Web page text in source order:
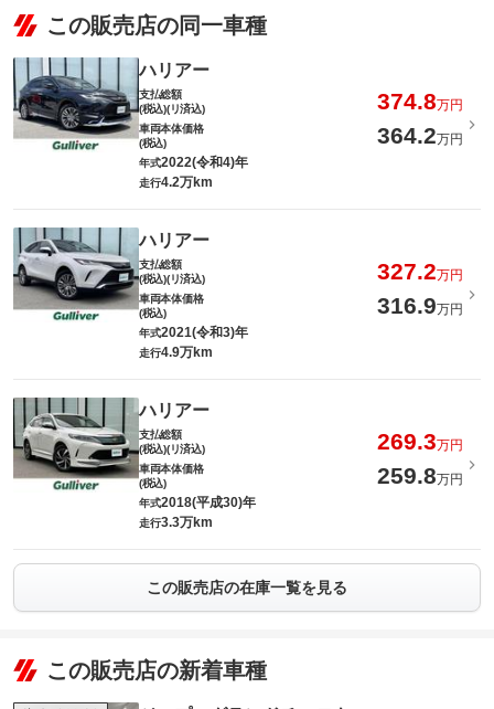
この販売店の同一車種
ハリアー
支払総額
(税込)(リ済込)
374.8万円
車両本体価格
(税込)
364.2万円
年式2022(令和4)年
走行4.2万km
ハリアー
支払総額
(税込)(リ済込)
327.2万円
車両本体価格
(税込)
316.9万円
年式2021(令和3)年
走行4.9万km
ハリアー
支払総額
(税込)(リ済込)
269.3万円
車両本体価格
(税込)
259.8万円
年式2018(平成30)年
走行3.3万km
この販売店の在庫一覧を見る
この販売店の新着車種